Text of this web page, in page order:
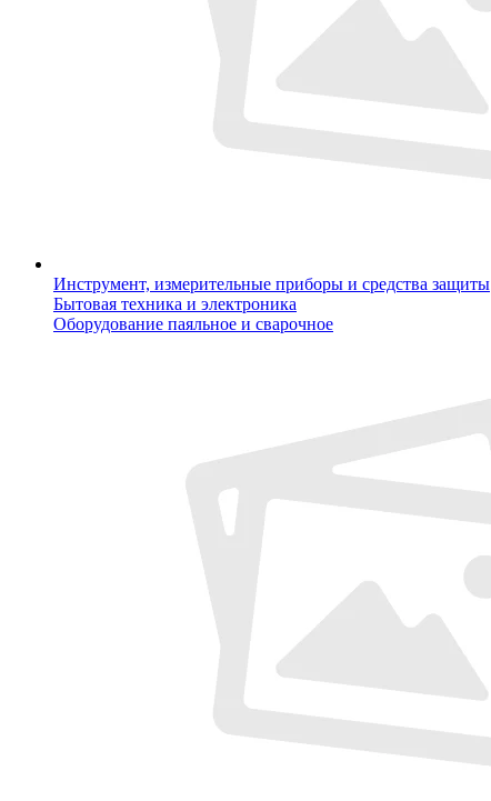
Инструмент, измерительные приборы и средства защиты
Бытовая техника и электроника
Оборудование паяльное и сварочное